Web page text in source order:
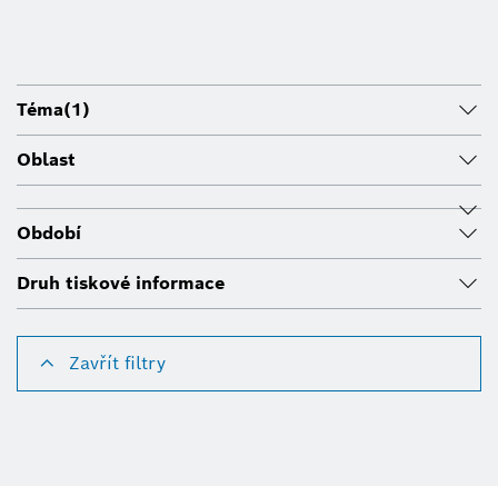
Téma(1)
Oblast
Období
Druh tiskové informace
Zavřít filtry